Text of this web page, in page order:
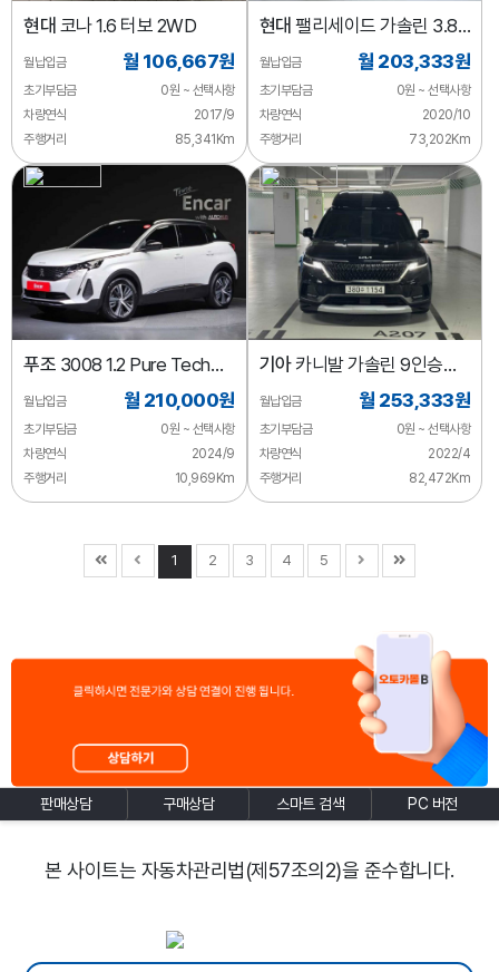
현대 코나 1.6 터보 2WD
월납입금 월 106,667원
초기부담금
0원 ~ 선택사항
차량연식
2017/9
주행거리
85,341Km
현대 팰리세이드 가솔린 3.8
4WD
월납입금 월 203,333원
초기부담금
0원 ~ 선택사항
차량연식
2020/10
주행거리
73,202Km
푸조 3008 1.2 Pure Tech
알뤼르
월납입금 월 210,000원
초기부담금
0원 ~ 선택사항
차량연식
2024/9
주행거리
10,969Km
기아카니발 가솔린 9인승
하이리무진 시그니처
월납입금 월 253,333원
초기부담금
0원 ~ 선택사항
차량연식
2022/4
주행거리
82,472Km
1 2 3 4 5
판매상담 구매상담 스마트 검색 PC 버전
본 사이트는 자동차관리법(제57조의2)을 준수합니다.